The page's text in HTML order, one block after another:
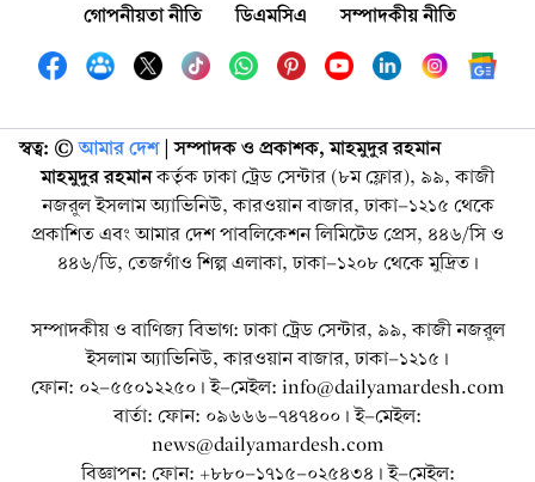
গোপনীয়তা নীতি
ডিএমসিএ সম্পাদকীয় নীতি
স্বত্ব: ©️ আমার দেশ| সম্পাদক ও প্রকাশক, মাহমুদুর রহমান
মাহমুদুর রহমানকর্তৃক ঢাকা ট্রেড সেন্টার (৮ম ফ্লোর), ৯৯, কাজী
নজরুল ইসলাম অ্যাভিনিউ, কারওয়ান বাজার, ঢাকা-১২১৫ থেকে
প্রকাশিত এবং আমার দেশ পাবলিকেশন লিমিটেড প্রেস, ৪৪৬/সি ও
৪৪৬/ডি, তেজগাঁও শিল্প এলাকা, ঢাকা-১২০৮ থেকে মুদ্রিত।
সম্পাদকীয় ও বাণিজ্য বিভাগ: ঢাকা ট্রেড সেন্টার, ৯৯, কাজী নজরুল
ইসলাম অ্যাভিনিউ, কারওয়ান বাজার, ঢাকা-১২১৫।
ফোন: ০২-৫৫০১২২৫০। ই-মেইল: info@dailyamardesh.com
বার্তা: ফোন: ০৯৬৬৬-৭৪৭৪০০। ই-মেইল:
news@dailyamardesh.com
বিজ্ঞাপন: ফোন: +৮৮০-১৭১৫-০২৫৪৩৪ । ই-মেইল: